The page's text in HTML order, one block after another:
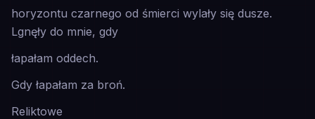
horyzontu czarnego od śmierci wylały się dusze.
Lgnęły do mnie, gdy
łapałam oddech.
Gdy łapałam za broń.
Reliktowe